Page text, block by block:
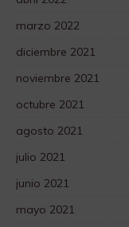
marzo 2022
diciembre 2021
noviembre 2021
octubre 2021
agosto 2021
julio 2021
junio 2021
mayo 2021